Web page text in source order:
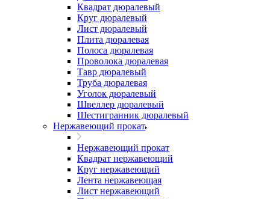
Квадрат дюралевый
Круг дюралевый
Лист дюралевый
Плита дюралевая
Полоса дюралевая
Проволока дюралевая
Тавр дюралевый
Труба дюралевая
Уголок дюралевый
Швеллер дюралевый
Шестигранник дюралевый
Нержавеющий прокат
Нержавеющий прокат
Квадрат нержавеющий
Круг нержавеющий
Лента нержавеющая
Лист нержавеющий